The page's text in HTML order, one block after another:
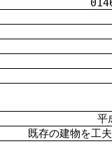
平
既存の建物を工